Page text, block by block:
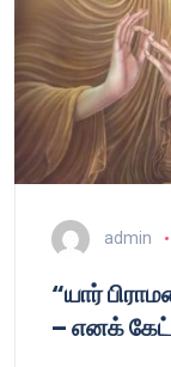
admin
“யார்
– எனக்